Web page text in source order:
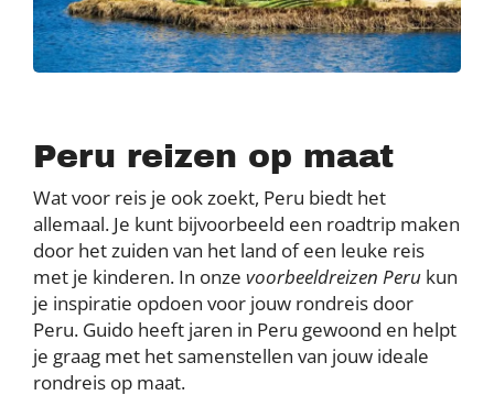
Peru reizen op maat
Wat voor reis je ook zoekt, Peru biedt het
allemaal. Je kunt bijvoorbeeld een roadtrip maken
door het zuiden van het land of een leuke reis
met je kinderen. In onze voorbeeldreizen Peru kun
je inspiratie opdoen voor jouw rondreis door
Peru. Guido heeft jaren in Peru gewoond en helpt
je graag met het samenstellen van jouw ideale
rondreis op maat.